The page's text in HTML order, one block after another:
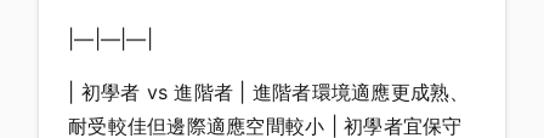
|—|—|—|
| 初學者 vs 進階者 | 進階者環境適應更成熟、
耐受較佳但邊際適應空間較小 | 初學者宜保守